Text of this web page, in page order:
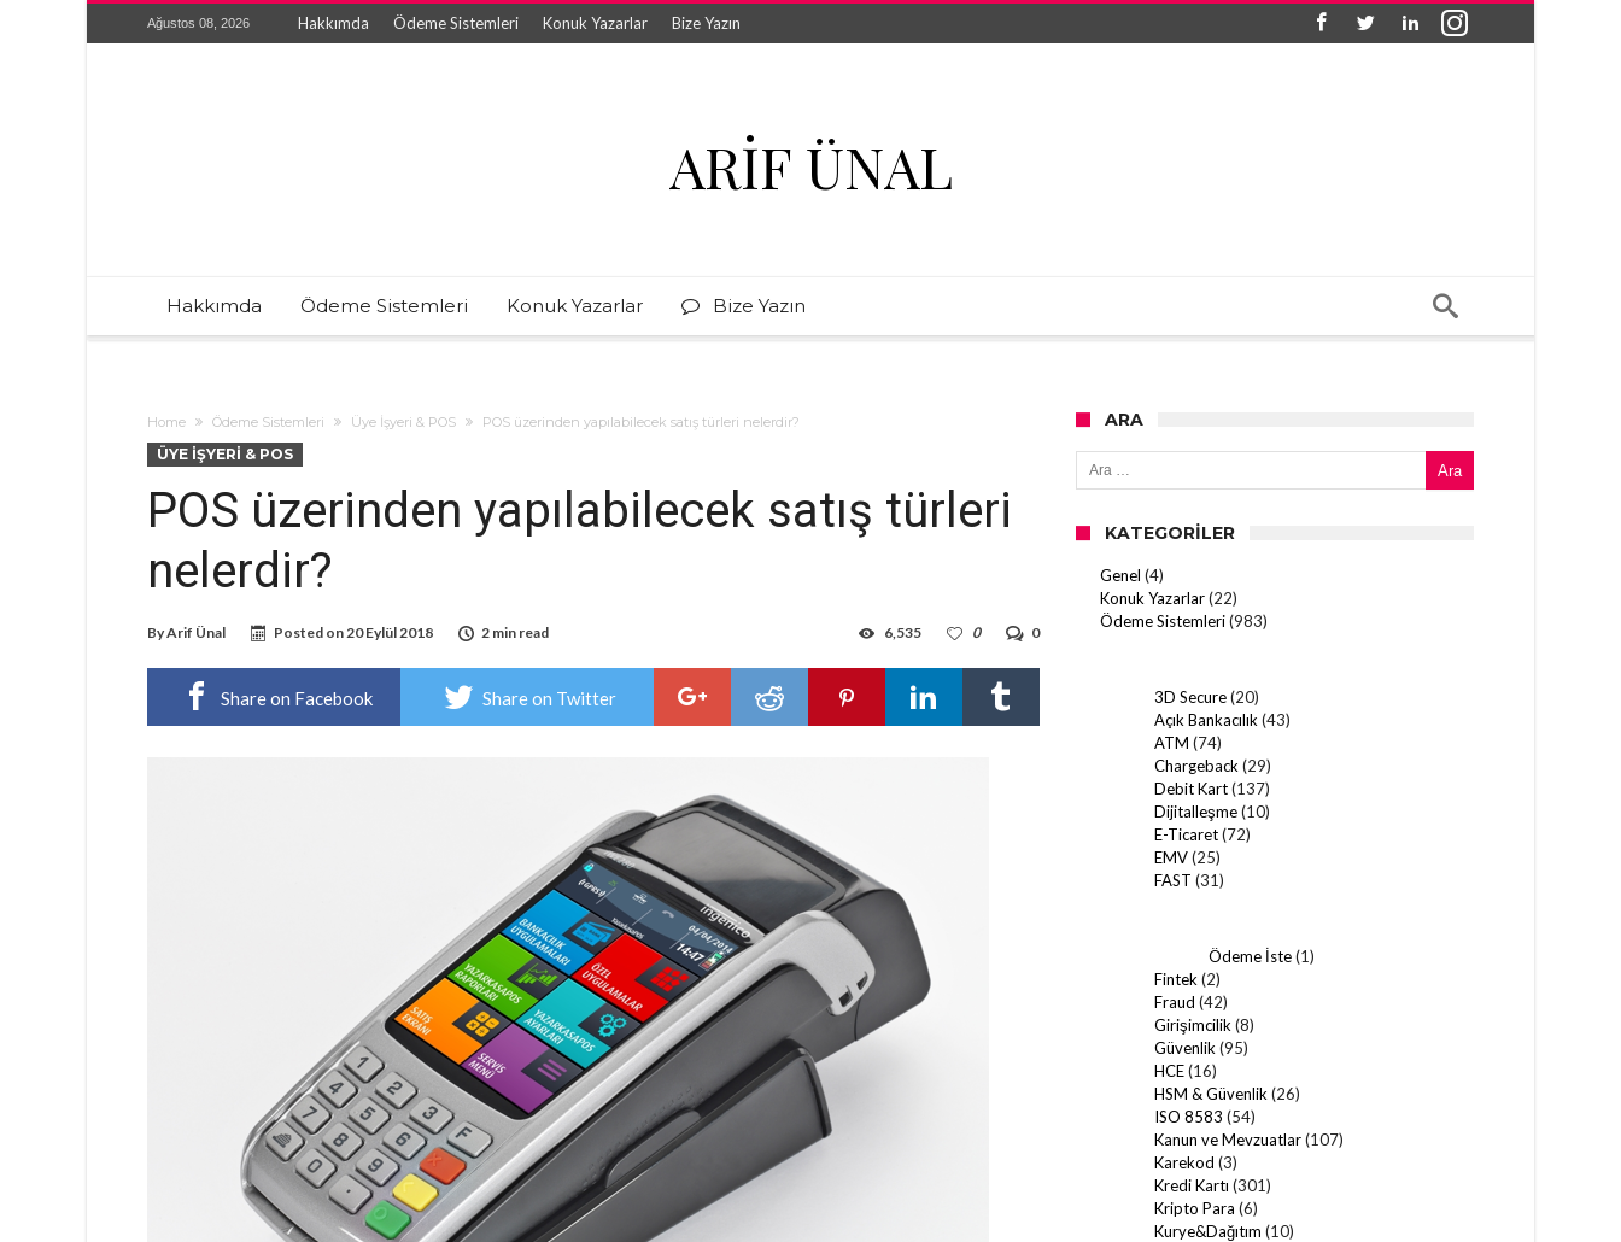
Ağustos 08, 2026 Hakkımda Ödeme Sistemleri Konuk Yazarlar Bize Yazın
ARIF ÜNAL
Hakkımda Ödeme Sistemleri Konuk Yazarlar Bize Yazın
Home Ödeme Sistemleri Üye İşyeri & POS POS üzerinden yapılabilecek satış türleri nelerdir?
ÜYE İŞYERI & POS
POS üzerinden yapılabilecek satış türleri
nelerdir?
ByArif Ünal Posted on20 Eylül 2018 2 min read 0
0
6,535
Share on Facebook Share on Twitter
ARA
Arama:
KATEGORILER
Genel (4)
Konuk Yazarlar(22)
Ödeme Sistemleri(983)
3D Secure(20)
Açık Bankacılık (43)
ATM (74)
Chargeback (29)
Debit Kart(137)
Dijitalleşme(10)
E-Ticaret(72)
EMV(25)
FAST (31)
Ödeme İste(1)
Fintek (2)
Fraud (42)
Girişimcilik (8)
Güvenlik (95)
HCE(16)
HSM & Güvenlik (26)
ISO 8583 (54)
Kanun ve Mevzuatlar(107)
Karekod (3)
Kredi Kartı (301)
Kripto Para (6)
Kurye&Dağıtım (10)